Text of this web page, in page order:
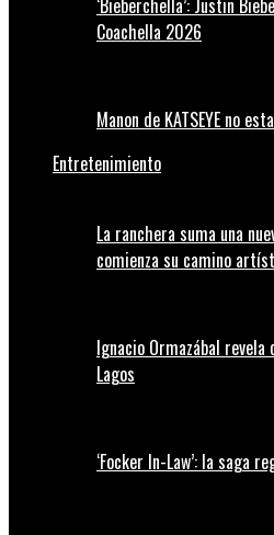
‘Bieberchella’: Justin
Coachella 2026
Manon de KATSEYE no
Entretenimiento
La ranchera suma una
comienza su camino
Ignacio Ormazábal revela
Lagos
‘Focker In-Law’: la saga